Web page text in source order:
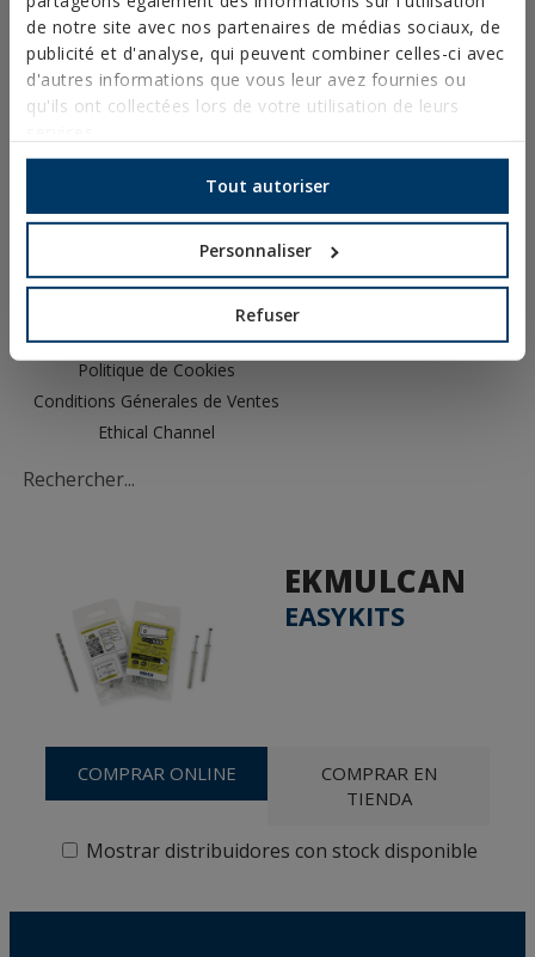
de notre site avec nos partenaires de médias sociaux, de
publicité et d'analyse, qui peuvent combiner celles-ci avec
d'autres informations que vous leur avez fournies ou
qu'ils ont collectées lors de votre utilisation de leurs
Tout autoriser
Personnaliser
Refuser
CATALOGUES
FICHES TECHNIQUES
FICHES DE SÉCURITÉ
HOMOLOGATIONS
DOP
LOGICIEL
DOCUMENTS CAD
RESSOURCES CYPE
Politique de Confidentialité
Politique de Cookies
Conditions Génerales de Ventes
Ethical Channel
EKMULCAN
EASYKITS
COMPRAR ONLINE
COMPRAR EN
TIENDA
Mostrar distribuidores con stock disponible